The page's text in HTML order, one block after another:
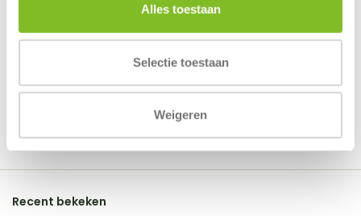
Alles toestaan
Selectie toestaan
Weigeren
Based on 0 reviews
Er zijn nog geen reviews geschreven over dit product..
Recent bekeken